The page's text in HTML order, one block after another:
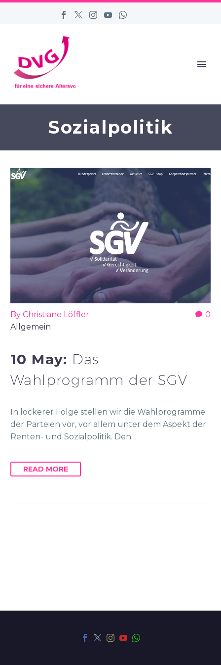
Sozialpolitik
0
By Christiane Löffler
Allgemein
10 May: Das
Wahlprogramm der SGV
In lockerer Folge stellen wir die Wahlprogramme
der Parteien vor, vor allem unter dem Aspekt der
Renten- und Sozialpolitik. Den…
READ MORE